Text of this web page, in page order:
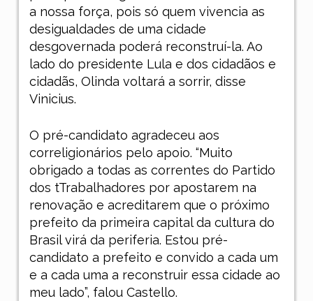
a nossa força, pois só quem vivencia as
desigualdades de uma cidade
desgovernada poderá reconstruí-la. Ao
lado do presidente Lula e dos cidadãos e
cidadãs, Olinda voltará a sorrir, disse
Vinicius.
O pré-candidato agradeceu aos
correligionários pelo apoio. “Muito
obrigado a todas as correntes do Partido
dos tTrabalhadores por apostarem na
renovação e acreditarem que o próximo
prefeito da primeira capital da cultura do
Brasil virá da periferia. Estou pré-
candidato a prefeito e convido a cada um
e a cada uma a reconstruir essa cidade ao
meu lado”, falou Castello.